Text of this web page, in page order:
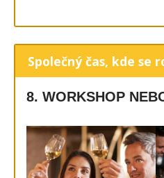
Společný čas, kde se
8. WORKSHOP